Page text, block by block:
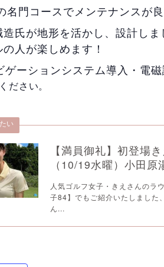
名門コースでメンテナンスが
氏が地形を活かし、設計し
人が楽しめます！
ゲーションシステム導入・電
ださい。
【満員御礼】初登場
（10/19水曜）小田
人気ゴルフ女子・きえさんのラ
子84】でもご紹介いたしまし
ん...